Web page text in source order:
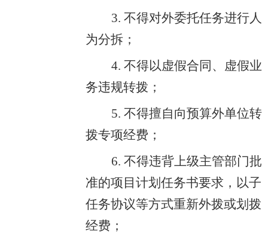
3. 不得对外委托任务进行人
为分拆；
4. 不得以虚假合同、虚假业
务违规转拨；
5. 不得擅自向预算外单位转
拨专项经费；
6. 不得违背上级主管部门批
准的项目计划任务书要求，以子
任务协议等方式重新外拨或划拨
经费；